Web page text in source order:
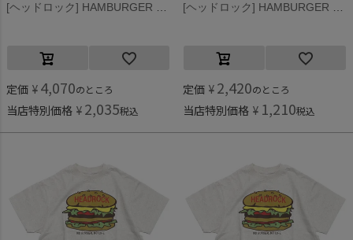
定価 ¥ 4,070のところ
当店特別価格 ¥ 2,035税込
定価 ¥ 2,420のところ
当店特別価格 ¥ 1,210税込